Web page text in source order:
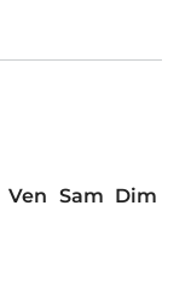
Ven Sam Dim